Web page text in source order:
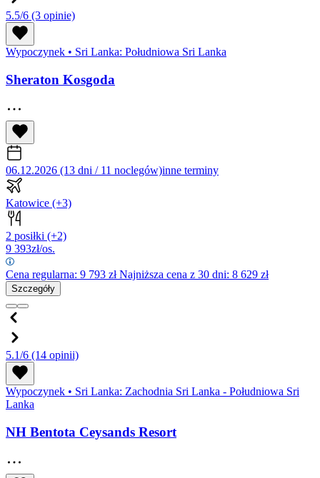
5.5/6 (3 opinie)
Wypoczynek • Sri Lanka: Południowa Sri Lanka
Sheraton Kosgoda
06.12.2026 (13 dni / 11 noclegów)inne terminy
Katowice (+3)
2 posiłki (+2)
9 393zł/os.
Cena regularna: 9 793 złNajniższa cena z 30 dni: 8 629 zł
Szczegóły
5.1/6 (14 opinii)
Wypoczynek • Sri Lanka: Zachodnia Sri Lanka - Południowa Sri
Lanka
NH Bentota Ceysands Resort